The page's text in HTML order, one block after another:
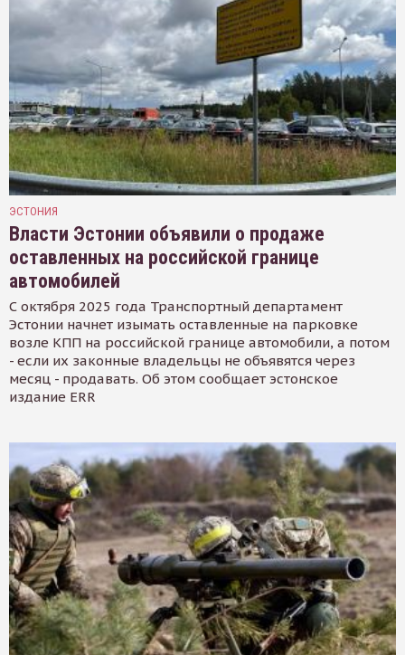
ЭСТОНИЯ
Власти Эстонии объявили о продаже
оставленных на российской границе
автомобилей
С октября 2025 года Транспортный департамент
Эстонии начнет изымать оставленные на парковке
возле КПП на российской границе автомобили, а потом
- если их законные владельцы не объявятся через
месяц - продавать. Об этом сообщает эстонское
издание ERR